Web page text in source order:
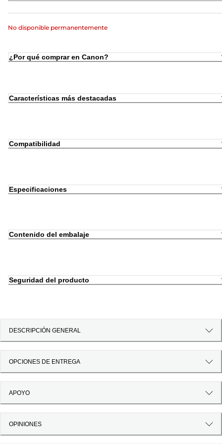
No disponible permanentemente
¿Por qué comprar en Canon?
Características más destacadas
Compatibilidad
Especificaciones
Contenido del embalaje
Seguridad del producto
DESCRIPCIÓN GENERAL
OPCIONES DE ENTREGA
APOYO
OPINIONES